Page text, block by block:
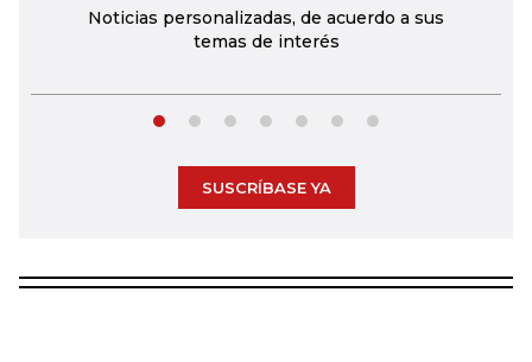
Noticias personalizadas, de acuerdo a sus
temas de interés
SUSCRÍBASE YA